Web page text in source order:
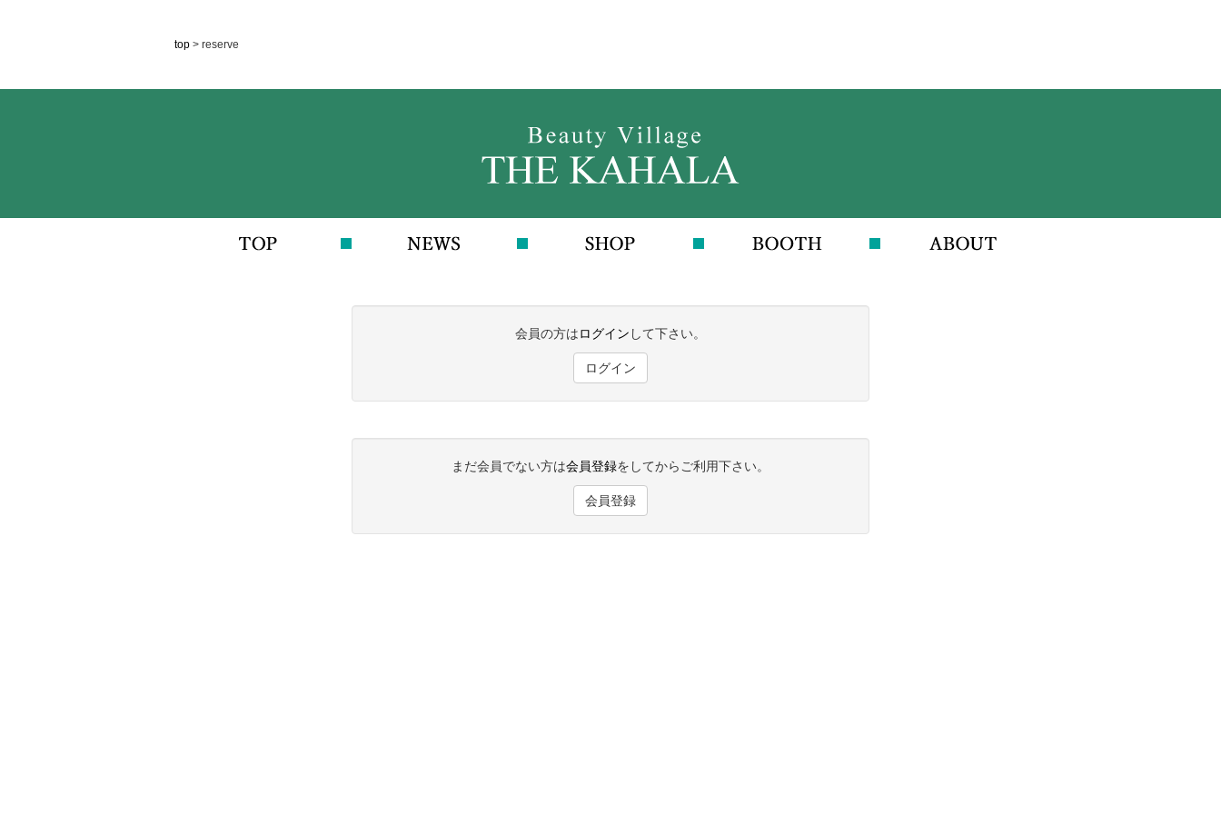
top > reserve
会員の方はログイン して下さい。
ログイン
まだ会員でない方は会員登録をしてからご利用下さい。
会員登録